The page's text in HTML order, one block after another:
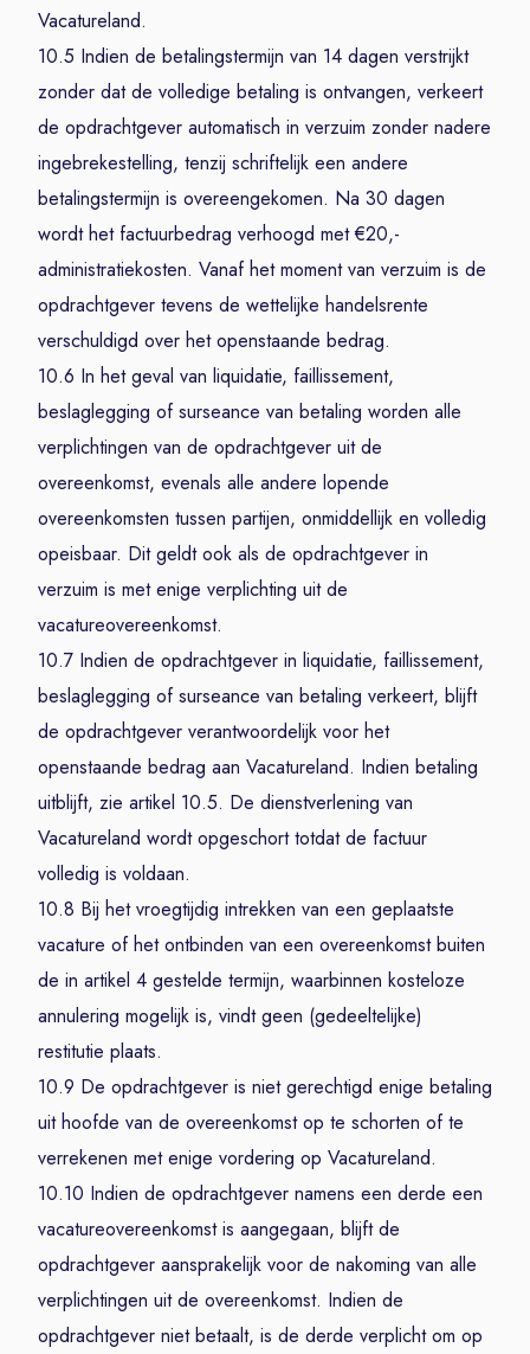
Vacatureland.
10.5 Indien de betalingstermijn van 14 dagen verstrijkt
zonder dat de volledige betaling is ontvangen, verkeert
de opdrachtgever automatisch in verzuim zonder nadere
ingebrekestelling, tenzij schriftelijk een andere
betalingstermijn is overeengekomen. Na 30 dagen
wordt het factuurbedrag verhoogd met €20,-
administratiekosten. Vanaf het moment van verzuim is de
opdrachtgever tevens de wettelijke handelsrente
verschuldigd over het openstaande bedrag.
10.6 In het geval van liquidatie, faillissement,
beslaglegging of surseance van betaling worden alle
verplichtingen van de opdrachtgever uit de
overeenkomst, evenals alle andere lopende
overeenkomsten tussen partijen, onmiddellijk en volledig
opeisbaar. Dit geldt ook als de opdrachtgever in
verzuim is met enige verplichting uit de
vacatureovereenkomst.
10.7 Indien de opdrachtgever in liquidatie, faillissement,
beslaglegging of surseance van betaling verkeert, blijft
de opdrachtgever verantwoordelijk voor het
openstaande bedrag aan Vacatureland. Indien betaling
uitblijft, zie artikel 10.5. De dienstverlening van
Vacatureland wordt opgeschort totdat de factuur
volledig is voldaan.
10.8 Bij het vroegtijdig intrekken van een geplaatste
vacature of het ontbinden van een overeenkomst buiten
de in artikel 4 gestelde termijn, waarbinnen kosteloze
annulering mogelijk is, vindt geen (gedeeltelijke)
restitutie plaats.
10.9 De opdrachtgever is niet gerechtigd enige betaling
uit hoofde van de overeenkomst op te schorten of te
verrekenen met enige vordering op Vacatureland.
10.10 Indien de opdrachtgever namens een derde een
vacatureovereenkomst is aangegaan, blijft de
opdrachtgever aansprakelijk voor de nakoming van alle
verplichtingen uit de overeenkomst. Indien de
opdrachtgever niet betaalt, is de derde verplicht om op